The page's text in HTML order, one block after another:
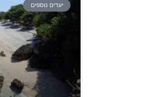
יעדים נוספים